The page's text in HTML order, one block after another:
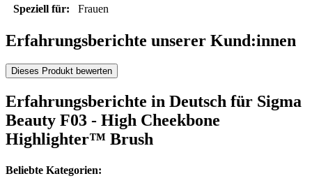
Speziell für:
Frauen
Erfahrungsberichte unserer Kund:innen
Dieses Produkt bewerten
Erfahrungsberichte in Deutsch für Sigma
Beauty F03 - High Cheekbone
Highlighter™ Brush
Beliebte Kategorien: